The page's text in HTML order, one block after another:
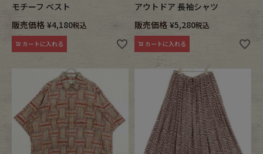
モチーフ ベスト
販売価格 ¥4,180税込
カートに入れる
アウトドア 長袖シャツ
販売価格 ¥5,280税込
カートに入れる